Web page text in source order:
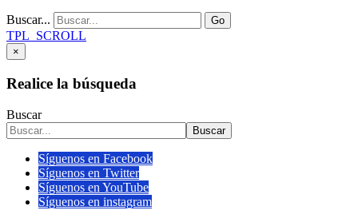
Buscar... Go
TPL_SCROLL
×
Realice la búsqueda
Buscar
Buscar
Síguenos en Facebook
Síguenos en Twitter
Síguenos en YouTube
Síguenos en instagram